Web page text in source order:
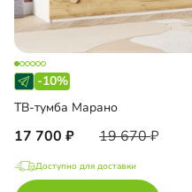
-10%
ТВ-тумба Марано
17 700 19 670
Доступно для доставки